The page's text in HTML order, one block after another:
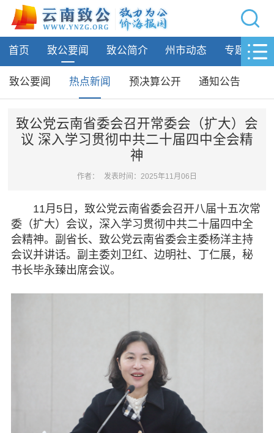
网站导航
首页
致公要闻
热点新闻
预决算公开
通知公告
州市动态
专题活动
履行职责
致公风采
专委会
书香机关
电子杂志
首页 致公要闻 致公简介 州市动态 专题活动
致公要闻 热点新闻 预决算公开 通知公告
致公党云南省委会召开常委会（扩大）会
议 深入学习贯彻中共二十届四中全会精
神
作者： 发表时间：2025年11月06日
11月5日，致公党云南省委会召开八届十五次常
委（扩大）会议，深入学习贯彻中共二十届四中全
会精神。副省长、致公党云南省委会主委杨洋主持
会议并讲话。副主委刘卫红、边明社、丁仁展，秘
书长毕永臻出席会议。